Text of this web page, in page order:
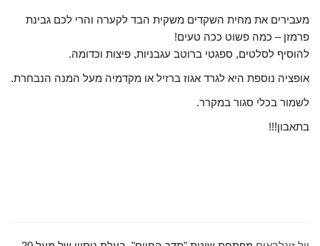
מעבירים את מחית השקדים משקית הבד לקערה והרי לכם גבינת
פרמזן – כמה פשוט ככה טעים!
להוסיף לסלטים, ספגטי ברוטב עגבניות, פיצות וכדומה.
אופציה נוספת היא לגרד אגוז ברזיל או מקדמיה מעל המנה הנבחרת.
לשמור בכלי סגור במקרר.
בתאבון!!!